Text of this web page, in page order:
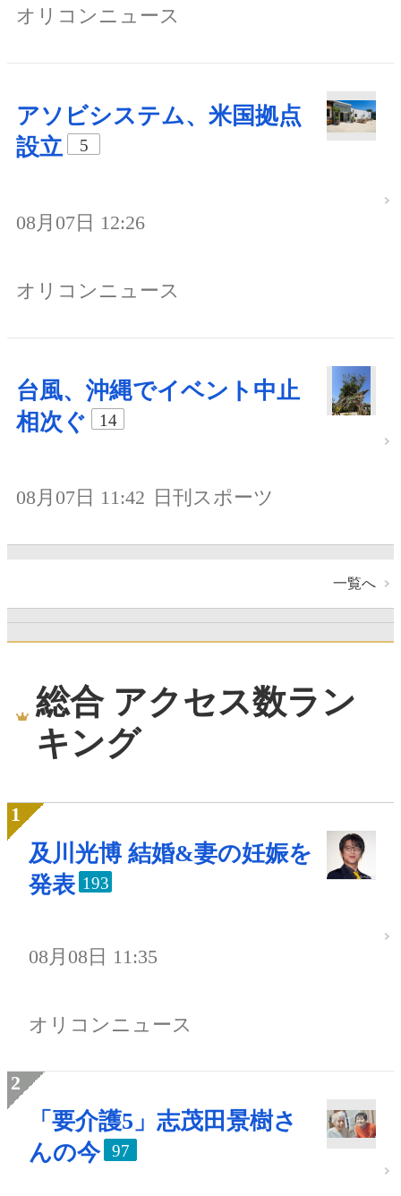
オリコンニュース
アソビシステム、米国拠点
設立
5
08月07日 12:26
オリコンニュース
台風、沖縄でイベント中止
相次ぐ
14
08月07日 11:42 日刊スポーツ
一覧へ
総合 アクセス数ラン
キング
及川光博 結婚&妻の妊娠を
発表 193
08月08日 11:35
オリコンニュース
「要介護5」志茂田景樹さ
んの今
97